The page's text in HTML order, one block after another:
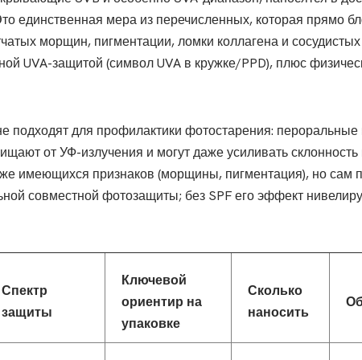
единственная мера из перечисленных, которая прямо
морщин, пигментации, ломки коллагена и
UVA-защитой (символ UVA в кружке/PPD), плюс
подходят для профилактики фотостарения: пероральные
от УФ-излучения и могут даже усиливать склонность
имеющихся признаков (морщины, пигментация), но сам
совместной фотозащиты; без SPF его эффект
Спектр
защиты
Ключевой
ориентир на
упаковке
Сколько
наносить